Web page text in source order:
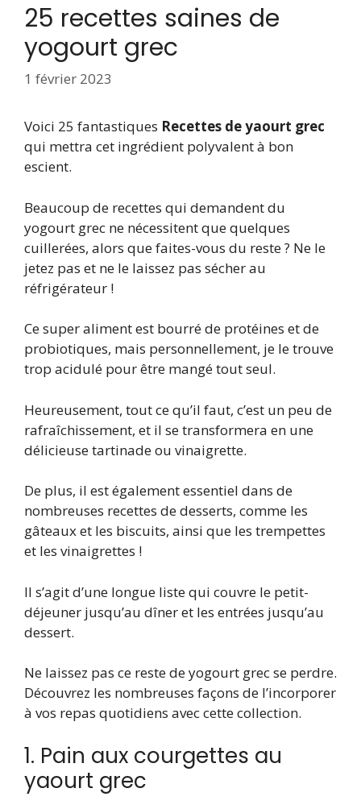
25 recettes saines de
yogourt grec
1 février 2023
Voici 25 fantastiques Recettes de yaourt grec
qui mettra cet ingrédient polyvalent à bon
escient.
Beaucoup de recettes qui demandent du
yogourt grec ne nécessitent que quelques
cuillerées, alors que faites-vous du reste ? Ne le
jetez pas et ne le laissez pas sécher au
réfrigérateur !
Ce super aliment est bourré de protéines et de
probiotiques, mais personnellement, je le trouve
trop acidulé pour être mangé tout seul.
Heureusement, tout ce qu’il faut, c’est un peu de
rafraîchissement, et il se transformera en une
délicieuse tartinade ou vinaigrette.
De plus, il est également essentiel dans de
nombreuses recettes de desserts, comme les
gâteaux et les biscuits, ainsi que les trempettes
et les vinaigrettes !
Il s’agit d’une longue liste qui couvre le petit-
déjeuner jusqu’au dîner et les entrées jusqu’au
dessert.
Ne laissez pas ce reste de yogourt grec se perdre.
Découvrez les nombreuses façons de l’incorporer
à vos repas quotidiens avec cette collection.
1. Pain aux courgettes au
yaourt grec